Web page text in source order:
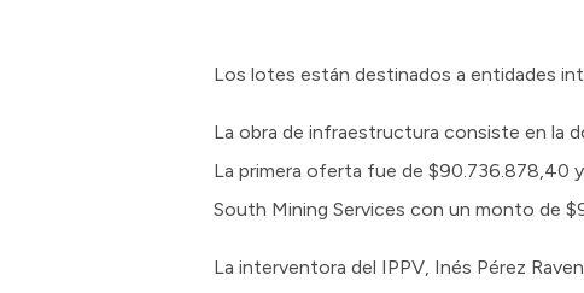
Los lotes están destinados a entidades
La obra de infraestructura consiste en la
La primera oferta fue de $90.736.878,40
South Mining Services con un monto de
La interventora del IPPV, Inés Pérez